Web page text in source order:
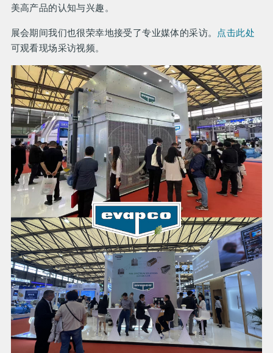
美高产品的认知与兴趣。
展会期间我们也很荣幸地接受了专业媒体的采访。 点击此处
可观看现场采访视频。